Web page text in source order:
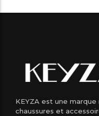
KEYZA est une
chaussures et